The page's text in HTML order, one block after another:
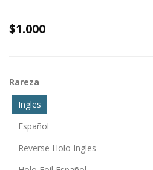
$1.000
Rareza
Ingles
Español
Reverse Holo Ingles